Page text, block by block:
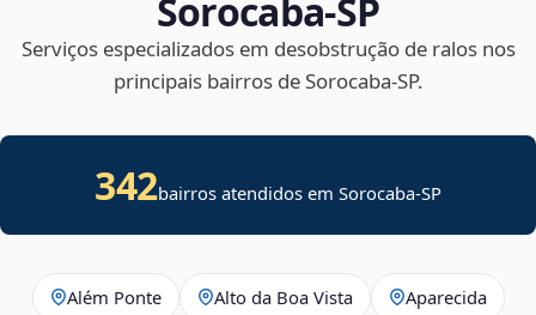
Sorocaba‑SP
Serviços especializados em desobstrução de ralos nos
principais bairros de Sorocaba‑SP.
342bairros atendidos em Sorocaba-SP
Além Ponte Alto da Boa Vista Aparecida